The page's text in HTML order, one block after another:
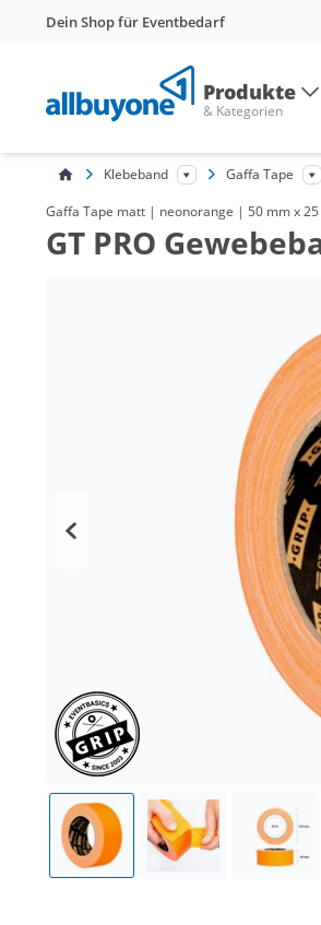
Dein Shop für Eventbedarf
Produkte
& Kategorien
Klebeband Gaffa Tape
Gaffa Tape matt | neonorange | 50 mm x
GT PRO